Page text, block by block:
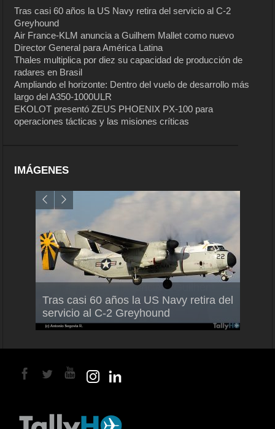
Tras casi 60 años la US Navy retira del servicio al C-2
Greyhound
Air France-KLM anuncia a Guilhem Mallet como nuevo
Director General para América Latina
Thales multiplica por diez su capacidad de producción de
radares en Brasil
Ampliando el horizonte: Dentro del vuelo de desarrollo más
largo del A350-1000ULR
EKOLOT presentó ZEUS PHOENIX PX-100 para
operaciones tácticas y las misiones críticas
IMÁGENES
Tras casi 60 años la US Navy retira del
servicio al C-2 Greyhound
Air France-KLM anuncia a Guilhem
Mallet como nuevo Director General
para América Latina